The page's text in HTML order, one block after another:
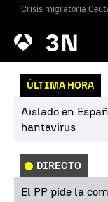
Crisis migratoria
Antena
3 Noticias
ÚLTIMA HORA
Aislado en
hantavirus
DIRECTO
El PP pide la